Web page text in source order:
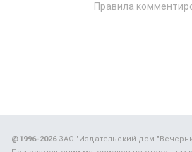
Правила
@1996-2026ЗАО "Издательский дом